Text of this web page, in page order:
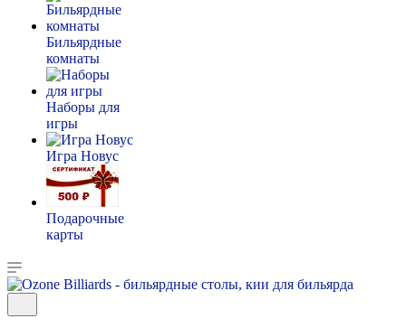
Бильярдные
комнаты
Наборы для
игры
Игра Новус
Подарочные
карты